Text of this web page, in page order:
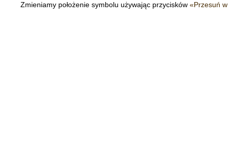
Zmieniamy położenie symbolu używając przycisków «Przesuń